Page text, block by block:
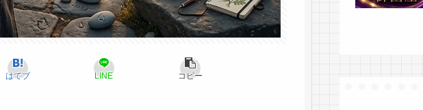
はてブ LINE コピー